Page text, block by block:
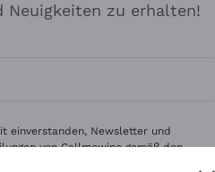
Gavi
Neuigkeiten zu erhalten!
zum Erhalt von
einverstanden, Newsletter und
von Callmewine gemäß den -